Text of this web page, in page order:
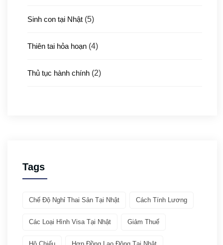
Sinh con tại Nhật (5)
Thiên tai hỏa hoạn (4)
Thủ tục hành chính (2)
Văn hóa & Du lịch
Tags
Chế Độ Nghỉ Thai Sản Tại Nhật Cách Tính Lương
Các Loại Hình Visa Tại Nhật Giảm Thuế